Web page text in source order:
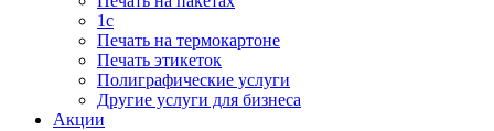
1c
Печать на термокартоне
Печать этикеток
Полиграфические услуги
Другие услуги для бизнеса
Акции